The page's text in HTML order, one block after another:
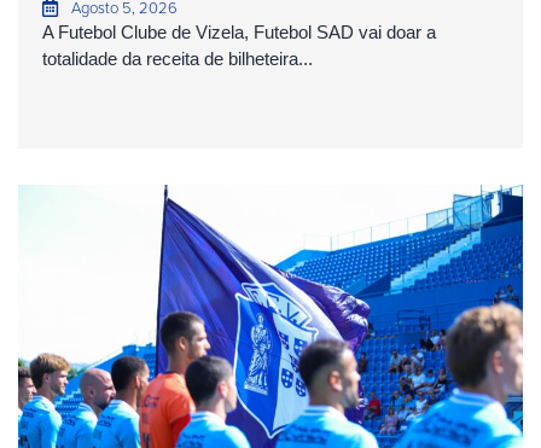
Agosto 5, 2026
A Futebol Clube de Vizela, Futebol SAD vai doar a
totalidade da receita de bilheteira...